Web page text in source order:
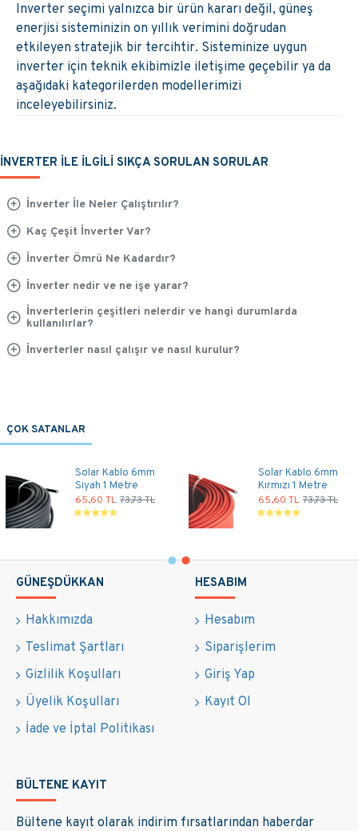
Inverter seçimi yalnızca bir ürün kararı değil, güneş
enerjisi sisteminizin on yıllık verimini doğrudan
etkileyen stratejik bir tercihtir. Sisteminize uygun
inverter için teknik ekibimizle iletişime geçebilir ya da
aşağıdaki kategorilerden modellerimizi
inceleyebilirsiniz.
İNVERTER İLE İLGİLİ SIKÇA SORULAN SORULAR
İnverter İle Neler Çalıştırılır?
Kaç Çeşit İnverter Var?
İnverter Ömrü Ne Kadardır?
İnverter nedir ve ne işe yarar?
İnverterlerin çeşitleri nelerdir ve hangi durumlarda
kullanılırlar?
İnverterler nasıl çalışır ve nasıl kurulur?
ÇOK SATANLAR
MC4 Branş
Konnektörü - 1 Dişi
1 Erkek -Tekli
Bağlantı
Alüminyum Güneş
Paneli Kenar
Kelepçe Takımı
116,10 TL 130,50 TL
GÜNEŞDÜKKAN
Hakkımızda
Teslimat Şartları
Gizlilik Koşulları
Üyelik Koşulları
İade ve İptal Politikası
HESABIM
Hesabım
Siparişlerim
Giriş Yap
Kayıt Ol
BÜLTENE KAYIT
Bültene kayıt olarak indirim fırsatlarından haberdar